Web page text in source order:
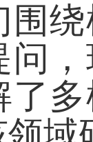
围
问
了